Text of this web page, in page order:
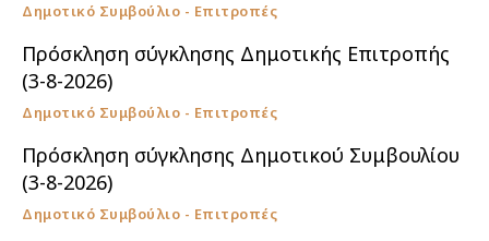
Δημοτικό Συμβούλιο - Επιτροπές
Πρόσκληση σύγκλησης Δημοτικής Επιτροπής
(3-8-2026)
Δημοτικό Συμβούλιο - Επιτροπές
Πρόσκληση σύγκλησης Δημοτικού Συμβουλίου
(3-8-2026)
Δημοτικό Συμβούλιο - Επιτροπές